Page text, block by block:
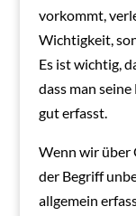
vorkommt,
Wichtigkeit,
Es ist wichtig,
dass man
gut erfasst.
Wenn wir über
der Begriff
allgemein